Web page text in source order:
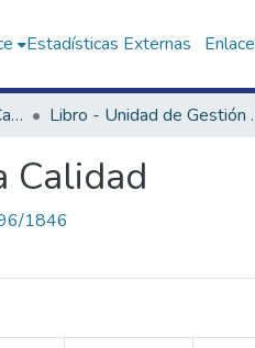
Estadísticas Externas
Unidad de Gestión de la Calidad Libro -
Calidad
1846